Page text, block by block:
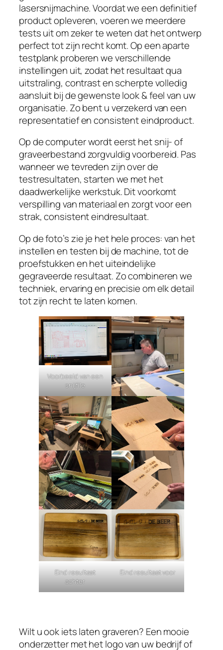
lasersnijmachine. Voordat we een definitief
product opleveren, voeren we meerdere
tests uit om zeker te weten dat het ontwerp
perfect tot zijn recht komt. Op een aparte
testplank proberen we verschillende
instellingen uit, zodat het resultaat qua
uitstraling, contrast en scherpte volledig
aansluit bij de gewenste look & feel van uw
organisatie. Zo bent u verzekerd van een
representatief en consistent eindproduct.
Op de computer wordt eerst het snij- of
graveerbestand zorgvuldig voorbereid. Pas
wanneer we tevreden zijn over de
testresultaten, starten we met het
daadwerkelijke werkstuk. Dit voorkomt
verspilling van materiaal en zorgt voor een
strak, consistent eindresultaat.
Op de foto’s zie je het hele proces: van het
instellen en testen bij de machine, tot de
proefstukken en het uiteindelijke
gegraveerde resultaat. Zo combineren we
techniek, ervaring en precisie om elk detail
tot zijn recht te laten komen.
Voorbeeld van een
snijfile
Eind resultaat
achter
Eind resultaat voor
Wilt u ook iets laten graveren? Een mooie
onderzetter met het logo van uw bedrijf of